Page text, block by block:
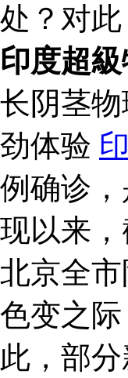
处？对
印度超
长阴茎
劲体验
例确诊
现以来
北京全
色变之
此，部